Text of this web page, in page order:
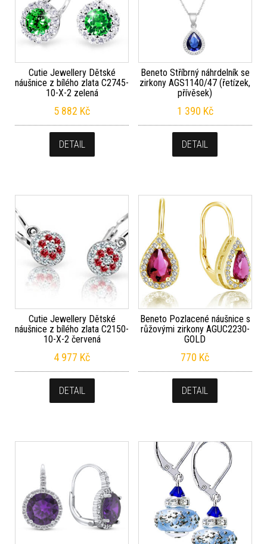
Cutie Jewellery Dětské
náušnice z bílého zlata C2745-
10-X-2 zelená
5 882 Kč
DETAIL
Beneto Stříbrný náhrdelník se
zirkony AGS1140/47 (řetízek,
přívěsek)
1 390 Kč
DETAIL
Cutie Jewellery Dětské
náušnice z bílého zlata C2150-
10-X-2 červená
4 977 Kč
DETAIL
Beneto Pozlacené náušnice s
růžovými zirkony AGUC2230-
GOLD
770 Kč
DETAIL